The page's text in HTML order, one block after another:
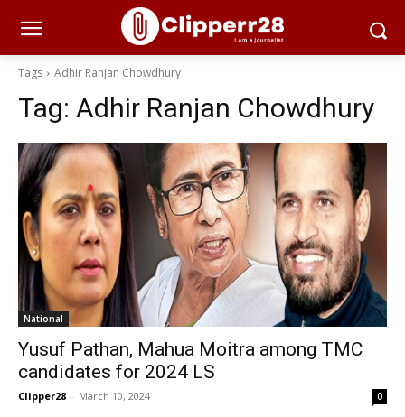
Tags Adhir Ranjan Chowdhury
Tag: Adhir Ranjan Chowdhury
National
Yusuf Pathan, Mahua Moitra among TMC
candidates for 2024 LS
Clipper28 - March 10, 2024 0